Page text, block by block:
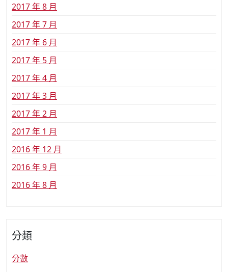
2017 年 8 月
2017 年 7 月
2017 年 6 月
2017 年 5 月
2017 年 4 月
2017 年 3 月
2017 年 2 月
2017 年 1 月
2016 年 12 月
2016 年 9 月
2016 年 8 月
分類
分數